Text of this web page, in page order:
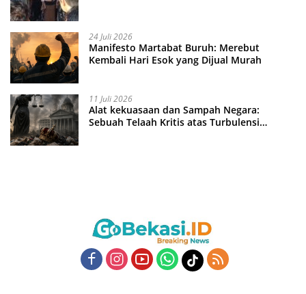
24 Juli 2026
Manifesto Martabat Buruh: Merebut
Kembali Hari Esok yang Dijual Murah
11 Juli 2026
Alat kekuasaan dan Sampah Negara:
Sebuah Telaah Kritis atas Turbulensi